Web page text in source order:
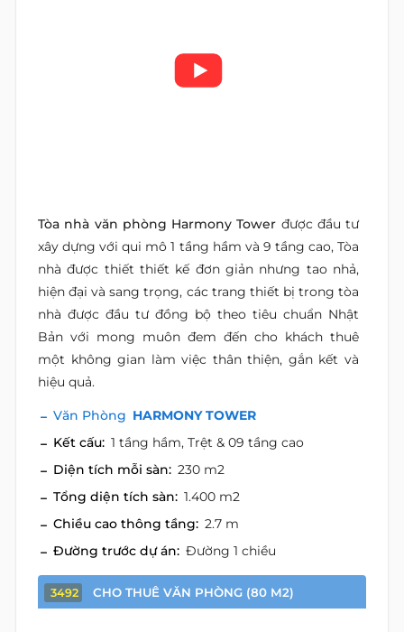
Tòa nhà văn phòng Harmony Tower được đầu tư
xây dựng với qui mô 1 tầng hầm và 9 tầng cao, Tòa
nhà được thiết thiết kế đơn giản nhưng tao nhả,
hiện đại và sang trọng, các trang thiết bị trong tòa
nhà được đầu tư đồng bộ theo tiêu chuẩn Nhật
Bản với mong muôn đem đến cho khách thuê
một không gian làm việc thân thiện, gắn kết và
hiệu quả.
Văn Phòng HARMONY TOWER
Kết cấu: 1 tầng hầm, Trệt & 09 tầng cao
Diện tích mỗi sàn: 230 m2
Tổng diện tích sàn: 1.400 m2
Chiều cao thông tầng: 2.7 m
Đường trước dự án: Đường 1 chiều
3492 CHO THUÊ VĂN PHÒNG (80 M2)